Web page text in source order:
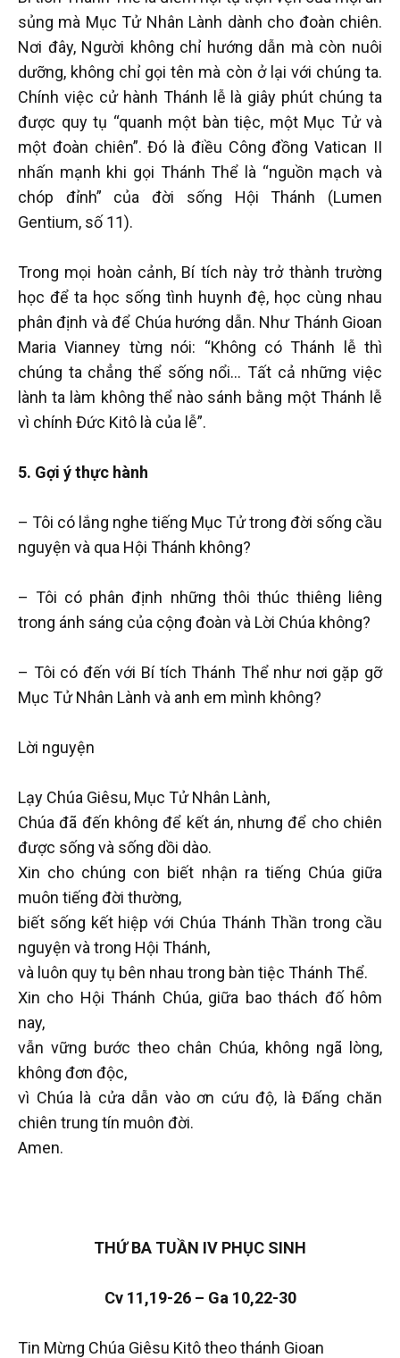
sủng mà Mục Tử Nhân Lành dành cho đoàn chiên.
Nơi đây, Người không chỉ hướng dẫn mà còn nuôi
dưỡng, không chỉ gọi tên mà còn ở lại với chúng ta.
Chính việc cử hành Thánh lễ là giây phút chúng ta
được quy tụ “quanh một bàn tiệc, một Mục Tử và
một đoàn chiên”. Đó là điều Công đồng Vatican II
nhấn mạnh khi gọi Thánh Thể là “nguồn mạch và
chóp đỉnh” của đời sống Hội Thánh (Lumen
Gentium, số 11).
Trong mọi hoàn cảnh, Bí tích này trở thành trường
học để ta học sống tình huynh đệ, học cùng nhau
phân định và để Chúa hướng dẫn. Như Thánh Gioan
Maria Vianney từng nói: “Không có Thánh lễ thì
chúng ta chẳng thể sống nổi... Tất cả những việc
lành ta làm không thể nào sánh bằng một Thánh lễ
vì chính Đức Kitô là của lễ”.
5. Gợi ý thực hành
– Tôi có lắng nghe tiếng Mục Tử trong đời sống cầu
nguyện và qua Hội Thánh không?
– Tôi có phân định những thôi thúc thiêng liêng
trong ánh sáng của cộng đoàn và Lời Chúa không?
– Tôi có đến với Bí tích Thánh Thể như nơi gặp gỡ
Mục Tử Nhân Lành và anh em mình không?
Lời nguyện
Lạy Chúa Giêsu, Mục Tử Nhân Lành,
Chúa đã đến không để kết án, nhưng để cho chiên
được sống và sống dồi dào.
Xin cho chúng con biết nhận ra tiếng Chúa giữa
muôn tiếng đời thường,
biết sống kết hiệp với Chúa Thánh Thần trong cầu
nguyện và trong Hội Thánh,
và luôn quy tụ bên nhau trong bàn tiệc Thánh Thể.
Xin cho Hội Thánh Chúa, giữa bao thách đố hôm
nay,
vẫn vững bước theo chân Chúa, không ngã lòng,
không đơn độc,
vì Chúa là cửa dẫn vào ơn cứu độ, là Đấng chăn
chiên trung tín muôn đời.
Amen.
THỨ BA TUẦN IV PHỤC SINH
Cv 11,19-26 – Ga 10,22-30
Tin Mừng Chúa Giêsu Kitô theo thánh Gioan